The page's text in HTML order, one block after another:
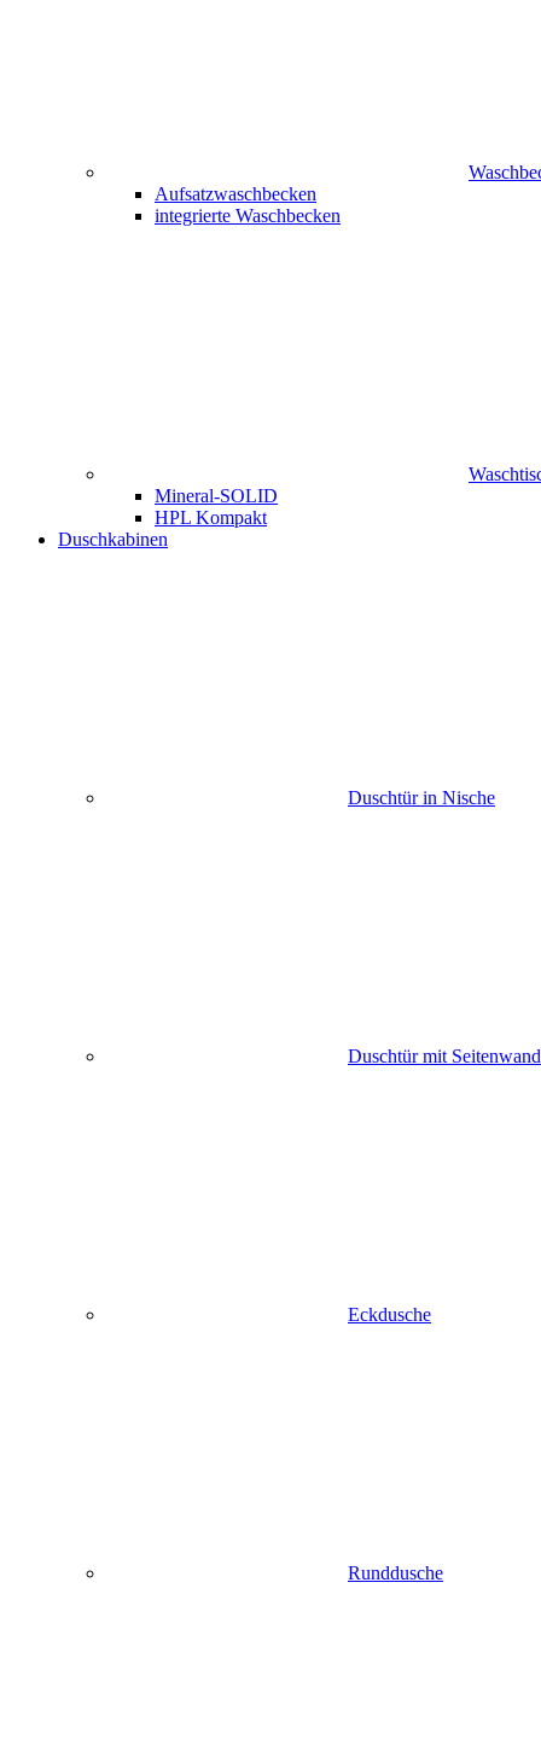
Aufsatzwaschbecken
integrierte Waschbecken
Mineral-SOLID
HPL Kompakt
Duschkabinen
Duschtür in Nische
Duschtür mit Seitenwand
Eckdusche
Runddusche